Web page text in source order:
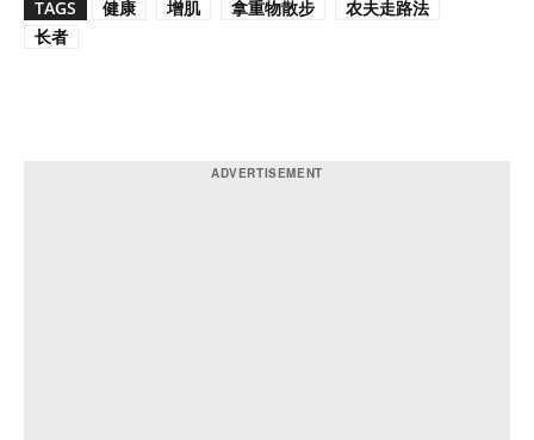
TAGS 健康 增肌 拿重物散步
农夫走路法
长者